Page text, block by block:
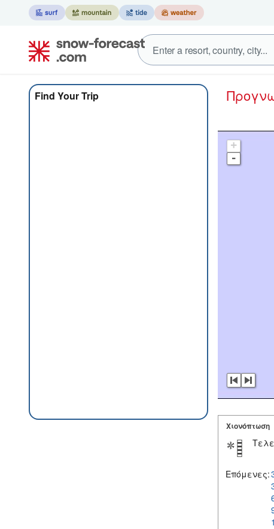
Find Your Trip
+
-
Χιονόπτωση
Επόμενες: